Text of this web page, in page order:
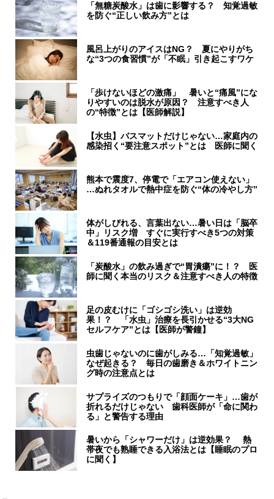
「無糖炭酸水」は歯に影響する？ 知覚過敏
を防ぐ“正しい飲み方”とは
風呂上がりのアイスはNG？ 夏にやりがち
な“3つの食習慣”が「不眠」引き起こすワケ
「歩けないほどの激痛」 暑いと“痛風”にな
りやすいのは脱水が原因？ 注意すべき人
の“特徴”とは【医師解説】
【水虫】バスマットだけじゃない…家庭内の
感染招く“要注意スポット”とは 医師に聞く
熊本で震度7、停電で「エアコン使えない」
…ぬれタオルで熱中症を防ぐ“体の冷やし方”
体がしびれる、言葉出ない…暑い日は「脳卒
中」リスク増 すぐに実行すべき5つの対策
＆119番通報の目安とは
「炭酸水」の飲み過ぎで“胃潰瘍”に！？ 医
師に聞く本当のリスク＆注意すべき人の特徴
足の皮むけに「ゴシゴシ洗い」は逆効
果！？ 「水虫」治療を長引かせる“3大NG
セルフケア”とは【医師が警鐘】
虫歯じゃないのに歯がしみる…「知覚過敏」
なぜ起きる？ 毎日の歯磨き＆ホワイトニン
グ時の注意点とは
サプライズのつもりで「顔面ケーキ」…歯が
折れるだけじゃない 歯科医師が「命に関わ
る」と警告する理由
暑いから「シャワーだけ」は逆効果？ 熱
帯夜でも熟睡できる入浴法とは【睡眠のプロ
に聞く】